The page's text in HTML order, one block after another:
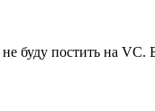
буду постить на